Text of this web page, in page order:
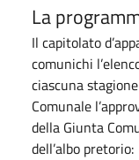
La
Il capitolato
comunichi
ciascuna
Comunale
della Giunta
dell’albo pretorio: